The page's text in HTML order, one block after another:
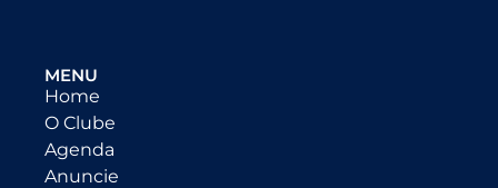
MENU
Home
O Clube
Agenda
Anuncie